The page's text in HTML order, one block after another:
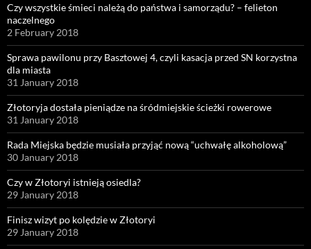
Czy wszystkie śmieci należą do państwa i samorządu? – felieton
naczelnego
2 February 2018
Sprawa pawilonu przy Basztowej 4, czyli kasacja przed SN korzystna
dla miasta
31 January 2018
Złotoryja dostała pieniądze na śródmiejskie ścieżki rowerowe
31 January 2018
Rada Miejska będzie musiała przyjąć nową “uchwałę alkoholową”
30 January 2018
Czy w Złotoryi istnieją osiedla?
29 January 2018
Finisz wizyt po kolędzie w Złotoryi
29 January 2018